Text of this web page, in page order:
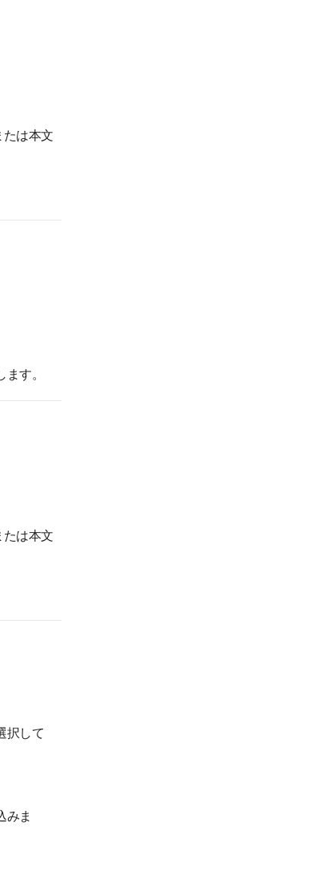
たは本文
す。
たは本文
択して
みま